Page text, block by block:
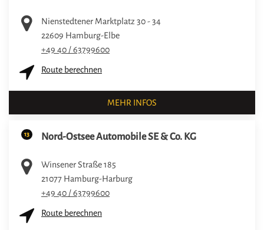
Nienstedtener Marktplatz 30 - 34
22609 Hamburg-Elbe
+49 40 / 63799600
Route berechnen
MEHR INFOS
13 Nord-Ostsee Automobile SE & Co. KG
Winsener Straße 185
21077 Hamburg-Harburg
+49 40 / 63799600
Route berechnen